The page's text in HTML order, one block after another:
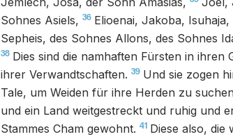
Sohnes Asiels, 36 Elioenai, Jakoba,
Sepheis, des Sohnes Allons, des Sohnes
38 Dies sind die namhaften Fürsten in
ihrer Verwandtschaften. 39 Und sie zogen
Tale, um Weiden für ihre Herden zu
und ein Land weitgestreckt und ruhig und
Stammes Cham gewohnt. 41 Diese also, die